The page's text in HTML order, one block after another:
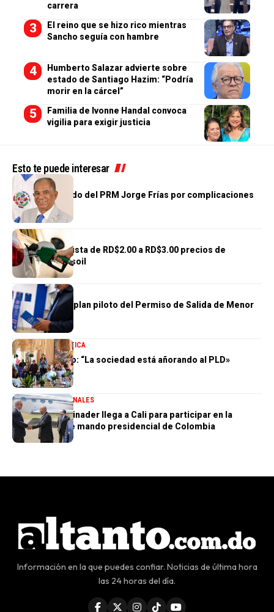
carrera
El reino que se hizo rico mientras
Sancho seguía con hambre
Humberto Salazar advierte sobre
estado de Santiago Hazim: “Podría
morir en la cárcel”
Familia de Ivonne Handal convoca
vigilia para exigir justicia
Esto te puede interesar
NACIONALES
Fallece diputado del PRM Jorge Frías por complicaciones
de salud
NACIONALES
Gobierno reajusta de RD$2.00 a RD$3.00 precios de
gasolinas y gasoil
NACIONALES
DGM concluye plan piloto del Permiso de Salida de Menor
100 % Digital
NACIONALESPOLÍTICA
Zoraima Cuello: “La sociedad está añorando al PLD»
DESTACADANACIONALES
Presidente Abinader llega a Cali para participar en la
transmisión de mando presidencial de Colombia
Información en la que puedes confiar. Noticias de última hora
las 24 horas del día.